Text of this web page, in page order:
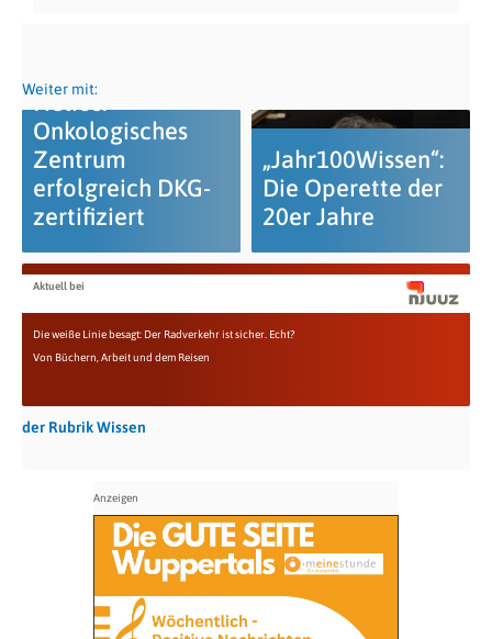
Weiter mit:
Helios:
Onkologisches
Zentrum
erfolgreich DKG-
zertifiziert
„Jahr100Wissen“:
Die Operette der
20er Jahre
Aktuell bei
Die weiße Linie besagt: Der Radverkehr ist sicher. Echt?
Von Büchern, Arbeit und dem Reisen
der Rubrik Wissen